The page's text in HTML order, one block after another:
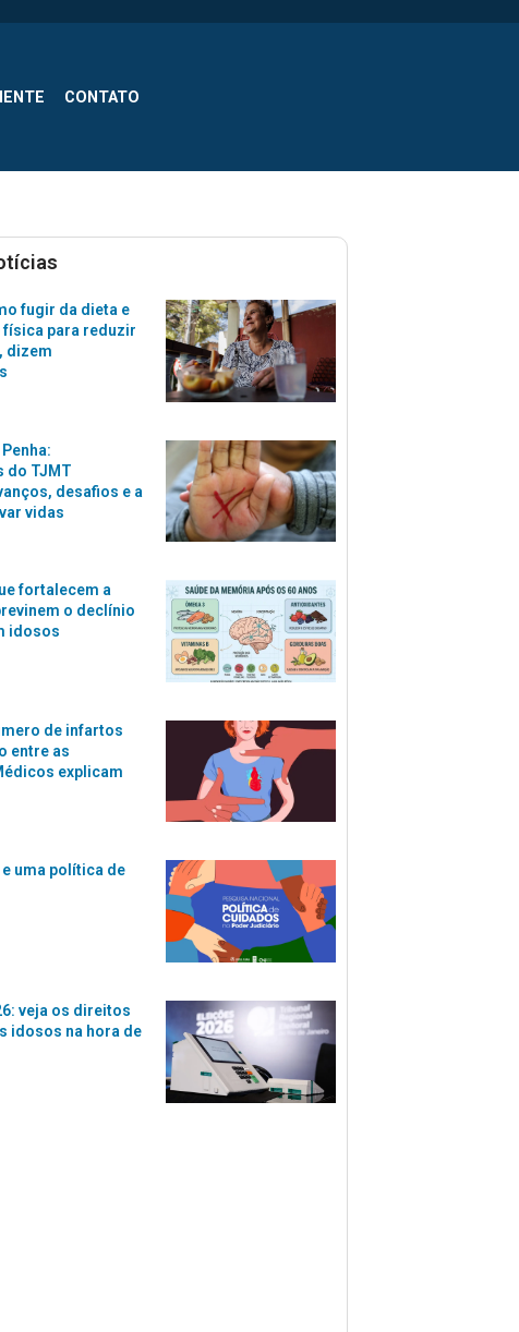
CONTATO
fugir da dieta e
física para reduzir
dizem
do TJMT
desafios e a
vidas
fortalecem a
o declínio
idosos
de infartos
entre as
explicam
uma política de
veja os direitos
idosos na hora de